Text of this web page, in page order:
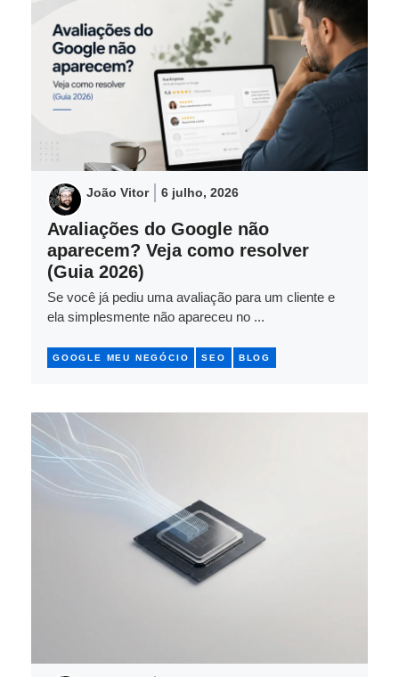
João Vitor 6 julho, 2026
Avaliações do Google não
aparecem? Veja como resolver
(Guia 2026)
Se você já pediu uma avaliação para um cliente e
ela simplesmente não apareceu no ...
GOOGLE MEU NEGÓCIO SEO BLOG